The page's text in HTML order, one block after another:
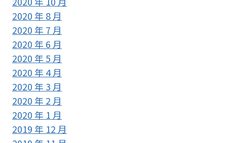
2020 年 8 月
2020 年 7 月
2020 年 6 月
2020 年 5 月
2020 年 4 月
2020 年 3 月
2020 年 2 月
2020 年 1 月
2019 年 12 月